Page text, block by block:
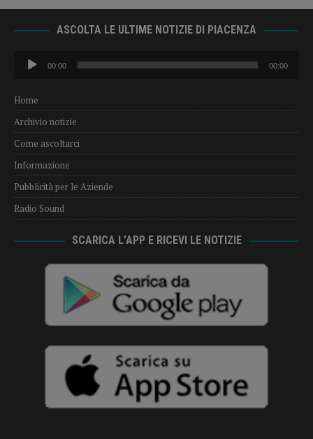
ASCOLTA LE ULTIME NOTIZIE DI PIACENZA
Audio
Player
00:00 00:00
Home
Archivio notizie
Come ascoltarci
Informazione
Pubblicità per le Aziende
Radio Sound
SCARICA L’APP E RICEVI LE NOTIZIE